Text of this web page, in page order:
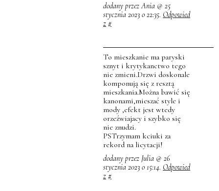
dodany przez Ania @ 25
stycznia 2023 o 22:35. Odpowied
z #
To mieszkanie ma paryski
sznyt i krytykanctwo tego
nie zmieni.Drzwi doskonale
komponują się z resztą
mieszkania.Można bawić się
kanonami,mieszać style i
mody ,efekt jest wtedy
orzeźwiajacy i szybko się
nie znudzi.
PSTrzymam kciuki za
rekord na licytacji!
dodany przez Julia @ 26
stycznia 2023 o 15:14. Odpowied
z #